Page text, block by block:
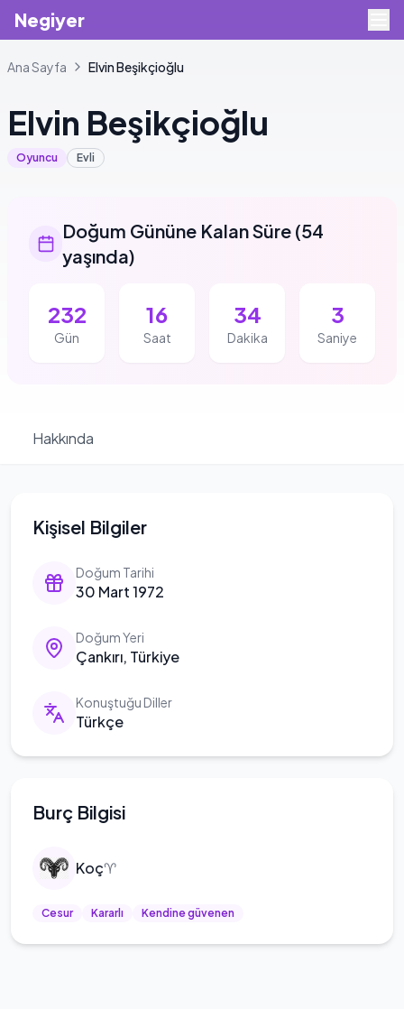
Negiyer
Ana Sayfa ElvinBeşikçioğlu
Elvin Beşikçioğlu
Oyuncu Evli
Doğum Gününe Kalan Süre (54
yaşında)
232
Gün
16
Saat
34
Dakika
3
Saniye
Hakkında
Kişisel Bilgiler
Doğum Tarihi
30 Mart 1972
Doğum Yeri
Çankırı, Türkiye
Konuştuğu Diller
Türkçe
Burç Bilgisi
Koç♈
Cesur Kararlı Kendine güvenen